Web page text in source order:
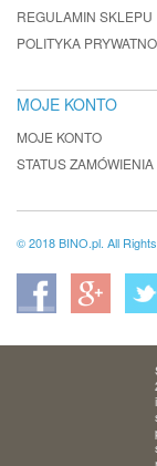
REGULAMIN SKLEPU
POLITYKA
MOJE KONTO
MOJE KONTO
STATUS ZAMÓWIENIA
© 2018 BINO.pl. All